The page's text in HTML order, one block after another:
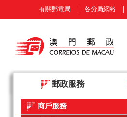
有關郵電局 各分局網絡
郵政服務
商戶服務